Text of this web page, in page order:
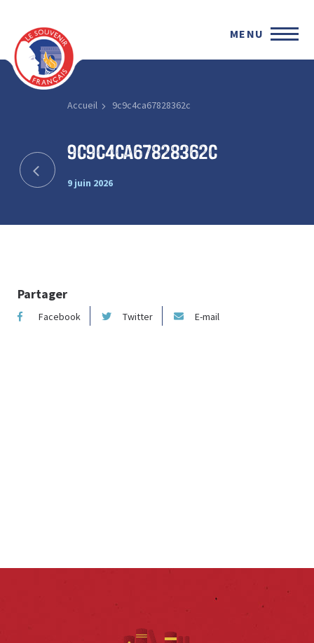
MENU
Accueil 9c9c4ca67828362c
9c9c4ca67828362c
9 juin 2026
Partager
Facebook Twitter E-mail